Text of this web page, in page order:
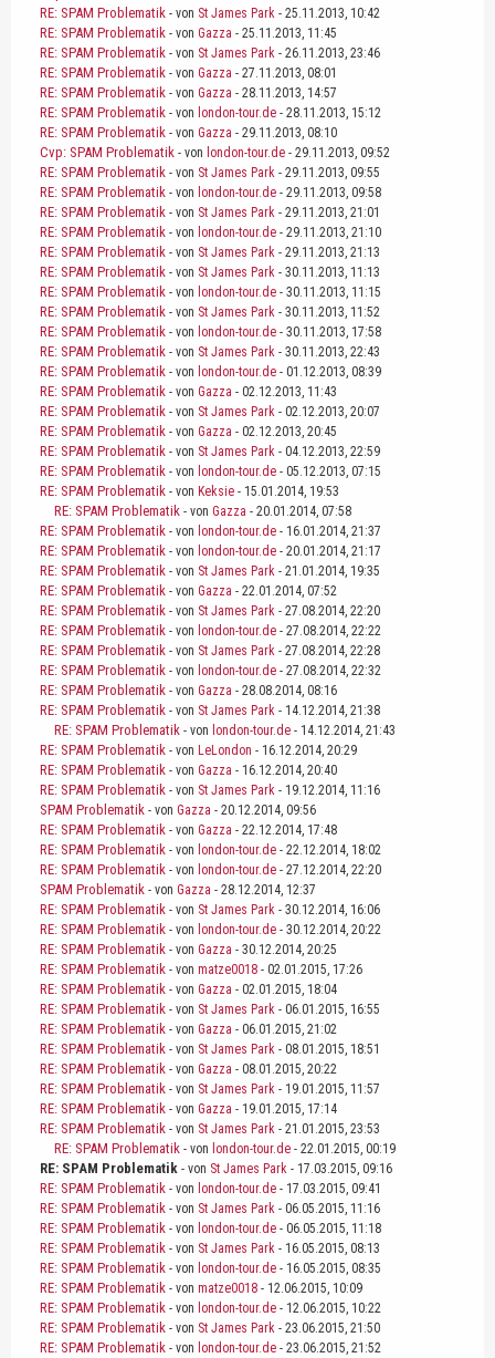
RE: SPAM Problematik - von St James Park - 25.11.2013, 10:42
RE: SPAM Problematik - von Gazza - 25.11.2013, 11:45
RE: SPAM Problematik - von St James Park - 26.11.2013, 23:46
RE: SPAM Problematik - von Gazza - 27.11.2013, 08:01
RE: SPAM Problematik - von Gazza - 28.11.2013, 14:57
RE: SPAM Problematik - von london-tour.de - 28.11.2013, 15:12
RE: SPAM Problematik - von Gazza - 29.11.2013, 08:10
Cvp: SPAM Problematik - von london-tour.de - 29.11.2013, 09:52
RE: SPAM Problematik - von St James Park - 29.11.2013, 09:55
RE: SPAM Problematik - von london-tour.de - 29.11.2013, 09:58
RE: SPAM Problematik - von St James Park - 29.11.2013, 21:01
RE: SPAM Problematik - von london-tour.de - 29.11.2013, 21:10
RE: SPAM Problematik - von St James Park - 29.11.2013, 21:13
RE: SPAM Problematik - von St James Park - 30.11.2013, 11:13
RE: SPAM Problematik - von london-tour.de - 30.11.2013, 11:15
RE: SPAM Problematik - von St James Park - 30.11.2013, 11:52
RE: SPAM Problematik - von london-tour.de - 30.11.2013, 17:58
RE: SPAM Problematik - von St James Park - 30.11.2013, 22:43
RE: SPAM Problematik - von london-tour.de - 01.12.2013, 08:39
RE: SPAM Problematik - von Gazza - 02.12.2013, 11:43
RE: SPAM Problematik - von St James Park - 02.12.2013, 20:07
RE: SPAM Problematik - von Gazza - 02.12.2013, 20:45
RE: SPAM Problematik - von St James Park - 04.12.2013, 22:59
RE: SPAM Problematik - von london-tour.de - 05.12.2013, 07:15
RE: SPAM Problematik - von Keksie - 15.01.2014, 19:53
RE: SPAM Problematik - von Gazza - 20.01.2014, 07:58
RE: SPAM Problematik - von london-tour.de - 16.01.2014, 21:37
RE: SPAM Problematik - von london-tour.de - 20.01.2014, 21:17
RE: SPAM Problematik - von St James Park - 21.01.2014, 19:35
RE: SPAM Problematik - von Gazza - 22.01.2014, 07:52
RE: SPAM Problematik - von St James Park - 27.08.2014, 22:20
RE: SPAM Problematik - von london-tour.de - 27.08.2014, 22:22
RE: SPAM Problematik - von St James Park - 27.08.2014, 22:28
RE: SPAM Problematik - von london-tour.de - 27.08.2014, 22:32
RE: SPAM Problematik - von Gazza - 28.08.2014, 08:16
RE: SPAM Problematik - von St James Park - 14.12.2014, 21:38
RE: SPAM Problematik - von london-tour.de - 14.12.2014, 21:43
RE: SPAM Problematik - von LeLondon - 16.12.2014, 20:29
RE: SPAM Problematik - von Gazza - 16.12.2014, 20:40
RE: SPAM Problematik - von St James Park - 19.12.2014, 11:16
SPAM Problematik - von Gazza - 20.12.2014, 09:56
RE: SPAM Problematik - von Gazza - 22.12.2014, 17:48
RE: SPAM Problematik - von london-tour.de - 22.12.2014, 18:02
RE: SPAM Problematik - von london-tour.de - 27.12.2014, 22:20
SPAM Problematik - von Gazza - 28.12.2014, 12:37
RE: SPAM Problematik - von St James Park - 30.12.2014, 16:06
RE: SPAM Problematik - von london-tour.de - 30.12.2014, 20:22
RE: SPAM Problematik - von Gazza - 30.12.2014, 20:25
RE: SPAM Problematik - von matze0018 - 02.01.2015, 17:26
RE: SPAM Problematik - von Gazza - 02.01.2015, 18:04
RE: SPAM Problematik - von St James Park - 06.01.2015, 16:55
RE: SPAM Problematik - von Gazza - 06.01.2015, 21:02
RE: SPAM Problematik - von St James Park - 08.01.2015, 18:51
RE: SPAM Problematik - von Gazza - 08.01.2015, 20:22
RE: SPAM Problematik - von St James Park - 19.01.2015, 11:57
RE: SPAM Problematik - von Gazza - 19.01.2015, 17:14
RE: SPAM Problematik - von St James Park - 21.01.2015, 23:53
RE: SPAM Problematik - von london-tour.de - 22.01.2015, 00:19
RE: SPAM Problematik - von St James Park - 17.03.2015, 09:16
RE: SPAM Problematik - von london-tour.de - 17.03.2015, 09:41
RE: SPAM Problematik - von St James Park - 06.05.2015, 11:16
RE: SPAM Problematik - von london-tour.de - 06.05.2015, 11:18
RE: SPAM Problematik - von St James Park - 16.05.2015, 08:13
RE: SPAM Problematik - von london-tour.de - 16.05.2015, 08:35
RE: SPAM Problematik - von matze0018 - 12.06.2015, 10:09
RE: SPAM Problematik - von london-tour.de - 12.06.2015, 10:22
RE: SPAM Problematik - von St James Park - 23.06.2015, 21:50
RE: SPAM Problematik - von london-tour.de - 23.06.2015, 21:52